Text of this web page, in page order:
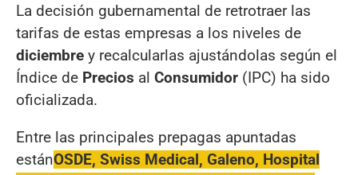
La decisión gubernamental de retrotraer las
tarifas de estas empresas a los niveles de
diciembre y recalcularlas ajustándolas según el
Índice de Precios al Consumidor (IPC) ha sido
oficializada.
Entre las principales prepagas apuntadas
estánOSDE, Swiss Medical, Galeno, Hospital